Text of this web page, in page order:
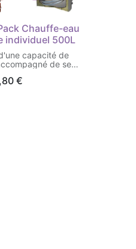
Chauffe-eau
individuel 500L
capacité de
de ses
€